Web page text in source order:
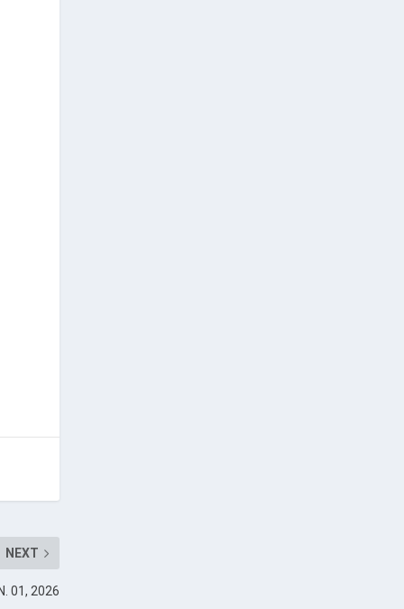
NEXT
01, 2026